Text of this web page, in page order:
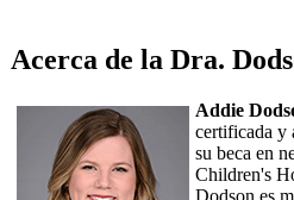
Acerca de la Dra.
Addie
certificada y
su beca en
Children's